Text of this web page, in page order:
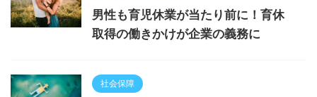
男性も育児休業が当たり前に！育休
取得の働きかけが企業の義務に
社会保障